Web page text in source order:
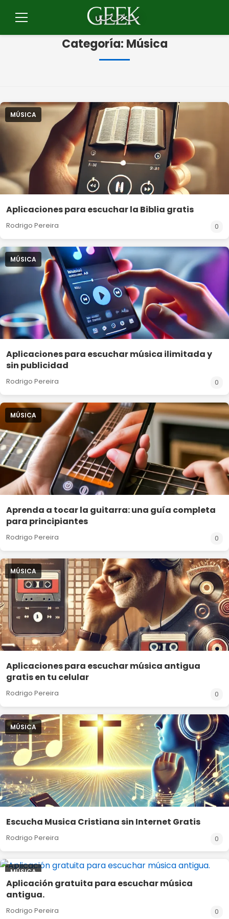
paraMenú
Categoría: Música
MÚSICA
Aplicaciones para escuchar la Biblia gratis
Rodrigo Pereira 0
MÚSICA
Aplicaciones para escuchar música ilimitada y
sin publicidad
Rodrigo Pereira 0
MÚSICA
Aprenda a tocar la guitarra: una guía completa
para principiantes
Rodrigo Pereira 0
MÚSICA
Aplicaciones para escuchar música antigua
gratis en tu celular
Rodrigo Pereira 0
MÚSICA
Escucha Musica Cristiana sin Internet Gratis
Rodrigo Pereira 0
MÚSICA
Aplicación gratuita para escuchar música
antigua.
Rodrigo Pereira 0